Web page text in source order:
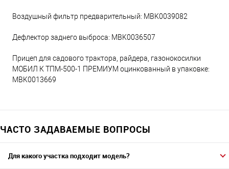
Воздушный фильтр предварительный: MBK0039082
Дефлектор заднего выброса: MBK0036507
Прицеп для садового трактора, райдера, газонокосилки
МОБИЛ К ТПМ-500-1 ПРЕМИУМ оцинкованный в упаковке:
MBK0013669
ЧАСТО ЗАДАВАЕМЫЕ ВОПРОСЫ
Для какого участка подходит модель?